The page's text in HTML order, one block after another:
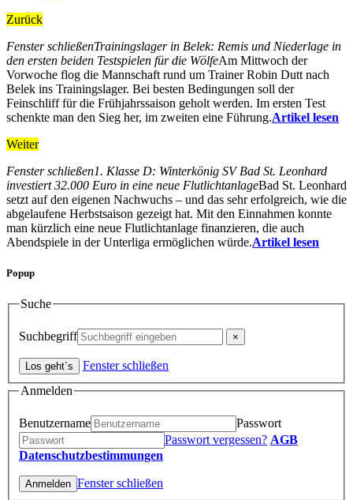
Zurück
Fenster schließenTrainingslager in Belek: Remis und Niederlage in
den ersten beiden Testspielen für die WölfeAm Mittwoch der
Vorwoche flog die Mannschaft rund um Trainer Robin Dutt nach
Belek ins Trainingslager. Bei besten Bedingungen soll der
Feinschliff für die Frühjahrssaison geholt werden. Im ersten Test
schenkte man den Sieg her, im zweiten eine Führung.Artikel lesen
Weiter
Fenster schließen1. Klasse D: Winterkönig SV Bad St. Leonhard
investiert 32.000 Euro in eine neue FlutlichtanlageBad St. Leonhard
setzt auf den eigenen Nachwuchs – und das sehr erfolgreich, wie die
abgelaufene Herbstsaison gezeigt hat. Mit den Einnahmen konnte
man kürzlich eine neue Flutlichtanlage finanzieren, die auch
Abendspiele in der Unterliga ermöglichen würde.Artikel lesen
Popup
Suche
Suchbegriff
Fenster schließen
Anmelden
Benutzername
Passwort
Passwort vergessen? AGB
Datenschutzbestimmungen
Fenster schließen